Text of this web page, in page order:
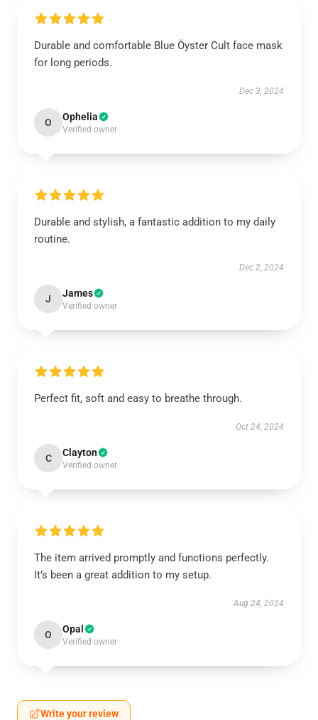
Durable and comfortable Blue Öyster Cult face mask
for long periods.
Dec 3, 2024
O Ophelia
Verified owner
Durable and stylish, a fantastic addition to my daily
routine.
Dec 2, 2024
J James
Verified owner
Perfect fit, soft and easy to breathe through.
Oct 24, 2024
C Clayton
Verified owner
The item arrived promptly and functions perfectly.
It’s been a great addition to my setup.
Aug 24, 2024
O Opal
Verified owner
Write your review